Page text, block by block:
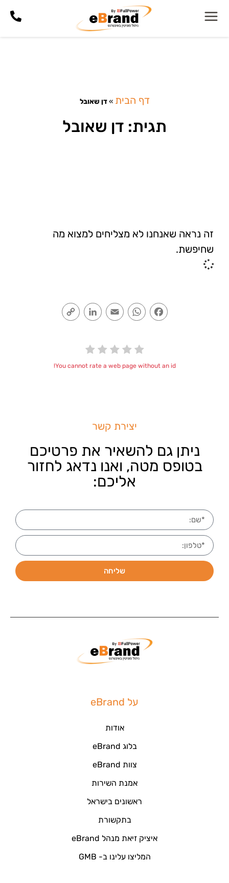
דף הבית »דן שאובל
תגית: דן שאובל
זה נראה שאנחנו לא מצליחים למצוא מה
שחיפשת.
Facebook
WhatsApp
Email
LinkedIn
You cannot rate a web page without an id!
יצירת קשר
ניתן גם להשאיר את פרטיכם
בטופס מטה, ואנו נדאג לחזור
אליכם:
שליחה
על eBrand
אודות
בלוג eBrand
צוות eBrand
אמנת השירות
ראשונים בישראל
בתקשורת
איציק זיאת מנהל eBrand
המליצו עלינו ב- GMB